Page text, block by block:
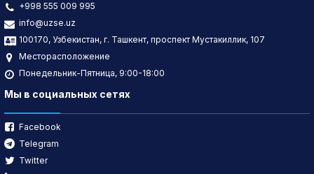
+998 555 009 995
info@uzse.uz
100170, Узбекистан, г. Ташкент, проспект Мустакиллик, 107
Месторасположение
Понедельник-Пятница, 9:00-18:00
Мы в социальных сетях
Facebook
Telegram
Twitter